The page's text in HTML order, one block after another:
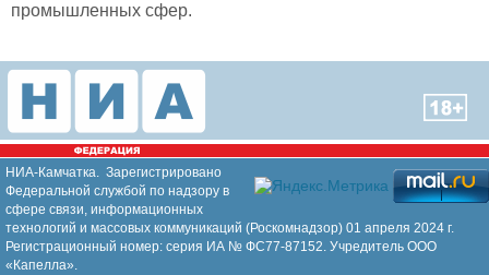
промышленных сфер.
НИА-Камчатка. Зарегистрировано
Федеральной службой по надзору в
сфере связи, информационных
технологий и массовых коммуникаций (Роскомнадзор) 01 апреля 2024 г.
Регистрационный номер: серия ИА № ФС77-87152. Учредитель ООО
«Капелла».